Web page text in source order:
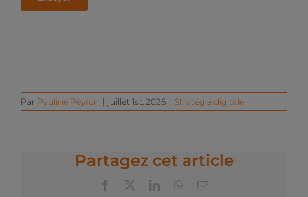
Par Pauline Peyron | juillet 1st, 2026 | Stratégie digitale
Partagez cet article
Facebook LinkedInWhatsApp
Email